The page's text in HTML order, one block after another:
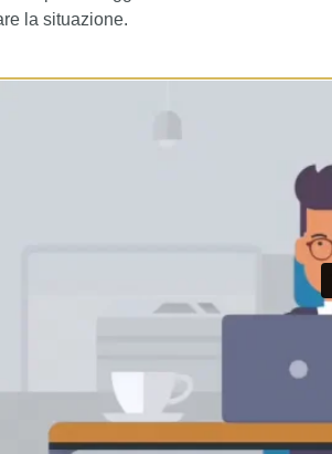
la situazione.